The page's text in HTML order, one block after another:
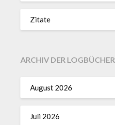
Zitate
ARCHIV DER LOGBÜCHER
August 2026
Juli 2026